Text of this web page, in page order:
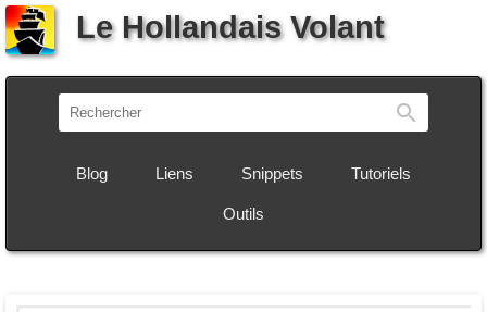
Le Hollandais Volant
Blog Liens Snippets Tutoriels
Outils